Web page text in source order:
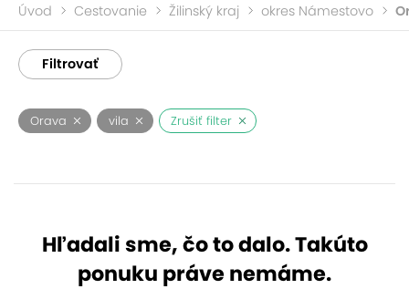
Úvod Cestovanie Žilinský kraj okres Námestovo
Filtrovať
Orava vila Zrušiť filter
Hľadali sme, čo to dalo. Takúto
ponuku práve nemáme.